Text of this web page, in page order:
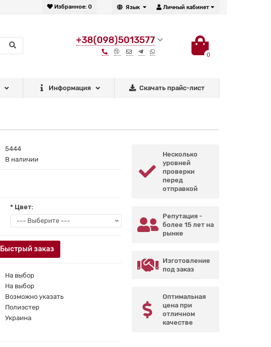
Личный кабинет
Язык
Избранное: 0
+38(098)5013577
0
Информация Скачать прайс-лист
5444
В наличии
* Цвет:
Быстрый заказ
На выбор
На выбор
Возможно указать
Полиэстер
Украина
Несколько
уровней
проверки
перед
отправкой
Репутация -
более 15 лет на
рынке
Изготовление
под заказ
Оптимальная
цена при
отличном
качестве